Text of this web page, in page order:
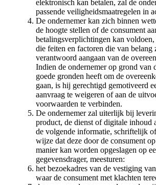
elektronisch kan betalen, zal de
passende veiligheidsmaatregelen in
De ondernemer kan zich binnen
de hoogte stellen of de consument
betalingsverplichtingen kan voldoen,
die feiten en factoren die van belang
verantwoord aangaan van de
Indien de ondernemer op grond van
goede gronden heeft om de
gaan, is hij gerechtigd gemotiveerd
aanvraag te weigeren of aan de
voorwaarden te verbinden.
De ondernemer zal uiterlijk bij
product, de dienst of digitale inhoud
de volgende informatie, schriftelijk
wijze dat deze door de consument
manier kan worden opgeslagen op
gegevensdrager, meesturen:
het bezoekadres van de vestiging
waar de consument met klachten